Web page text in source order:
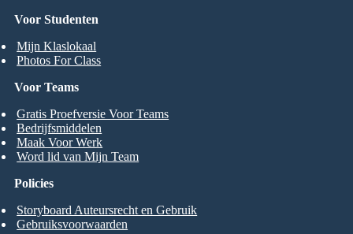
Voor Studenten
Mijn Klaslokaal
Photos For Class
Voor Teams
Gratis Proefversie Voor Teams
Bedrijfsmiddelen
Maak Voor Werk
Word lid van Mijn Team
Policies
Storyboard Auteursrecht en Gebruik
Gebruiksvoorwaarden